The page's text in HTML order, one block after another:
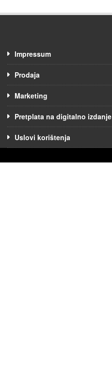
Impressum
Prodaja
Marketing
Pretplata na digitalno izdanje
Uslovi korištenja